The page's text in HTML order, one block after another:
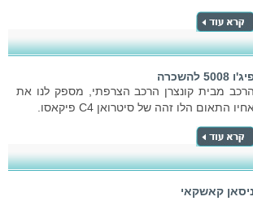
5008 להשכרה
הרכב מבית קונצרן הרכב הצרפתי, מספק לנו את
אחיו התאום הלו זהה של סיטרואן C4 פיקאסו.
ניסאן קאשקאי